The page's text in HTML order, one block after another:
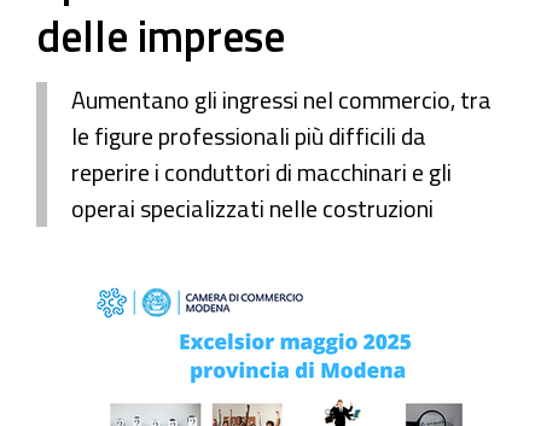
delle imprese
Aumentano gli ingressi nel commercio, tra
le figure professionali più difficili da
reperire i conduttori di macchinari e gli
operai specializzati nelle costruzioni